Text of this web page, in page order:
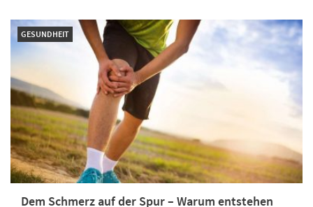
GESUNDHEIT
Dem Schmerz auf der Spur – Warum entstehen